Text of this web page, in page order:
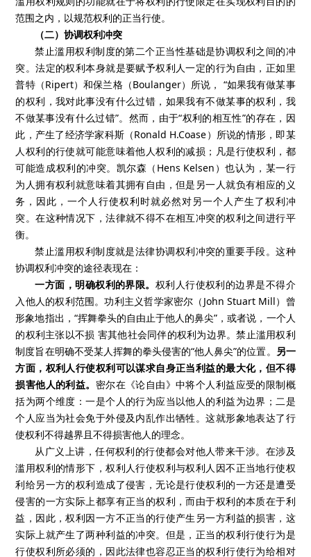
范围之内，以规范权利的正当行使。
（二）协调权利冲突
禁止滥用权利制度的第二个正当性基础是协调权利之间的冲
突。法定的权利本身就是要赋予权利人一定的行为自由，正如里
普特（Ripert）和保兰格（Boulanger）所说， “如果我有做某事
的权利，我对此事没有什么过错，如果我有不做某事的权利，我
不做某事没有什么过错”。然而，由于“权利的相互性”的存在，因
此，产生了经济学家科斯（Ronald H.Coase）所说的情形，即某
人权利的行使就可能意味着他人权利的减损；凡是行使权利，都
可能造成权利的冲突。凯尔森（ Hens Kelsen ）也认为，某一行
为人拥有权利就意味着其拥有自由，但是另一人就负有相应的义
务，因此，一个人行使权利时就必然对另一个人产生了权利冲
突。在这种情况下，法律就不得不在相互冲突的权利之间进行平
衡。
禁止滥用权利制度就是法律协调权利冲突的重要手段。这种
协调权利冲突的途径表现在：
一方面，明确权利的界限。 权利人行使权利的边界是不得介
入他人的权利范围。功利主义哲学家密尔（ John Stuart Mill）曾
形象地指出， “挥舞拳头的自由止于他人的鼻尖” ，或者说，一个人
的权利主张以不损 害其他社会同伴的权利为边界。禁止滥用权利
制度旨在明确不受某人挥舞的拳头侵害的“他人鼻尖”的位置。 另一
方面，权利人行使权利可以谋求自身正当利益的最大化，但不得
损害他人的利益。 密尔在《论自由》中将个人利益应受的限制概
括为两个维度：一是个人的行为应当以他人的利益为边界；二是
个人应当为社会免于外侵及内乱作出牺牲。这就形象地表达了行
使权利不得越界且不得损害他人的理念。
从广义上讲，任何权利的行使都会对他人带来干涉。在涉及
滥用权利的情形下，权利人行使权利与权利人因不正当地行使权
利给另一方的权利造成了侵害，无论是行使权利的一方还是遭受
侵害的一方实际上都享有正当的权利，而由于权利的本质在于利
益，因此，权利因一方不正当的行使产生另一方利益的损害，这
实际上就产生了两种利益的冲突。但是，正当的权利行使行为是
行使权利所必须的，因此法律也容忍正当的权利行使行为给相对